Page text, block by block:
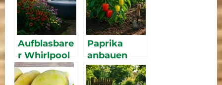
Aufblasbare
r Whirlpool
2026 – die
besten
Paprika
anbauen
2026 –
Schritt-für-